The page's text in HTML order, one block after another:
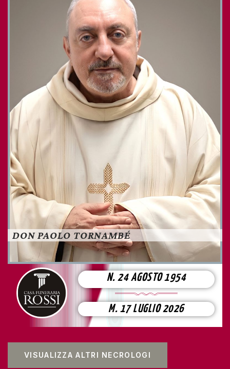
DON PAOLO TORNAMBÉ
N. 24 AGOSTO 1954
M. 17 LUGLIO 2026
VISUALIZZA ALTRI NECROLOGI